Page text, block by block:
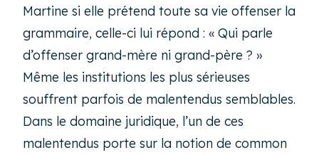
Martine si elle prétend toute sa vie offenser la
grammaire, celle-ci lui répond : « Qui parle
d’offenser grand-mère ni grand-père ? »
Même les institutions les plus sérieuses
souffrent parfois de malentendus semblables.
Dans le domaine juridique, l’un de ces
malentendus porte sur la notion de common